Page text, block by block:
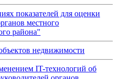
показателей для оценки
местного
района"
недвижимости
IT-технологий об